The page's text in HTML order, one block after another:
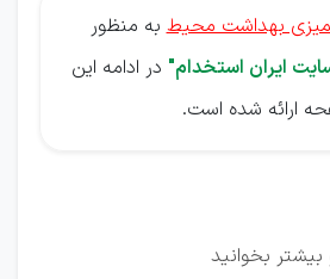
بهداشت محیطبه منظور
ایران استخدام" در ادامه این
ارائه شده است.
بخوانید